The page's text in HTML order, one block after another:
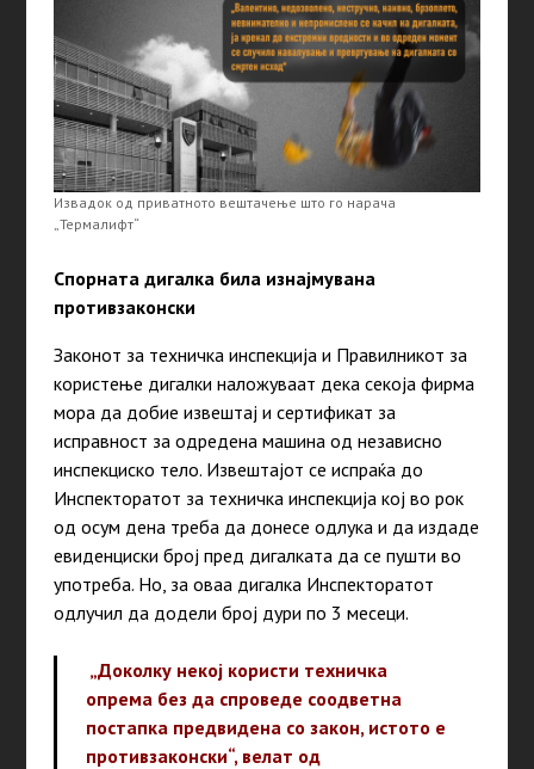
Извадок од приватното вештачење што го нарача
„Термалифт“
Спорната дигалка била изнајмувана
противзаконски
Законот за техничка инспекција и Правилникот за
користење дигалки наложуваат дека секоја фирма
мора да добие извештај и сертификат за
исправност за одредена машина од независно
инспекциско тело. Извештајот се испраќа до
Инспекторатот за техничка инспекција кој во рок
од осум дена треба да донесе одлука и да издаде
евиденциски број пред дигалката да се пушти во
употреба. Но, за оваа дигалка Инспекторатот
одлучил да додели број дури по 3 месеци.
„Доколку некој користи техничка
опрема без да спроведе соодветна
постапка предвидена со закон, истото е
противзаконски“, велат од